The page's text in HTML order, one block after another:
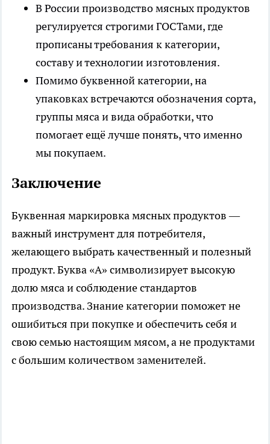
В России производство мясных продуктов
регулируется строгими ГОСТами, где
прописаны требования к категории,
составу и технологии изготовления.
Помимо буквенной категории, на
упаковках встречаются обозначения сорта,
группы мяса и вида обработки, что
помогает ещё лучше понять, что именно
мы покупаем.
Заключение
Буквенная маркировка мясных продуктов —
важный инструмент для потребителя,
желающего выбрать качественный и полезный
продукт. Буква «А» символизирует высокую
долю мяса и соблюдение стандартов
производства. Знание категории поможет не
ошибиться при покупке и обеспечить себя и
свою семью настоящим мясом, а не продуктами
с большим количеством заменителей.